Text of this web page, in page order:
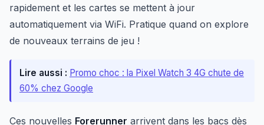
rapidement et les cartes se mettent à jour
automatiquement via WiFi. Pratique quand on explore
de nouveaux terrains de jeu !
Lire aussi : Promo choc : la Pixel Watch 3 4G chute de
60% chez Google
Ces nouvelles Forerunner arrivent dans les bacs dès